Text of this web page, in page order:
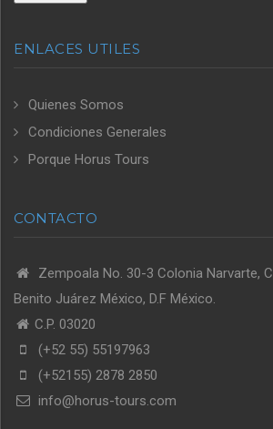
ENLACES UTILES
Quienes Somos
Condiciones Generales
Porque Horus Tours
CONTACTO
Zempoala No. 30-3 Colonia Narvarte,
Benito Juárez México, D.F México.
C.P. 03020
(+52 55) 55197963
(+52155) 2878 2850
info@horus-tours.com